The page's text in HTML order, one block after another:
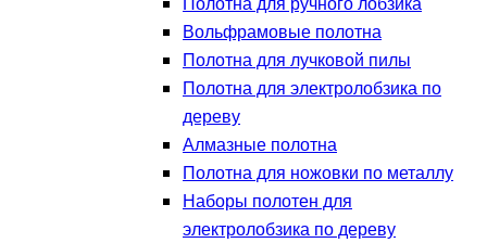
Вольфрамовые полотна
Полотна для лучковой пилы
Полотна для электролобзика по
дереву
Алмазные полотна
Полотна для ножовки по металлу
Наборы полотен для
электролобзика по дереву